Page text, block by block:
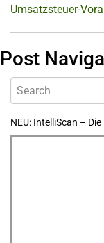
Umsatzsteuer-
Post
NEU: IntelliScan –